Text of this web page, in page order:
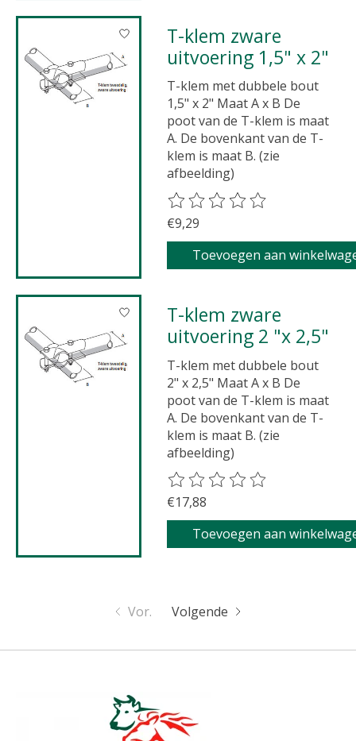
T-klem zware
uitvoering 1,5" x 2"
T-klem met dubbele bout
1,5" x 2" Maat A x B De
poot van de T-klem is maat
A. De bovenkant van de T-
klem is maat B. (zie
afbeelding)
De beoordeling van dit
€9,29
Toevoegen aan
T-klem zware
uitvoering 2 "x 2,5"
T-klem met dubbele bout
2" x 2,5" Maat A x B De
poot van de T-klem is maat
A. De bovenkant van de T-
klem is maat B. (zie
afbeelding)
De beoordeling van dit
€17,88
Toevoegen aan
Vor. Volgende